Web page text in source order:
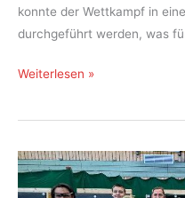
konnte der Wettkampf in
durchgeführt werden, was
Heimwettkampf
BSV
–
2.
Weiterlesen »